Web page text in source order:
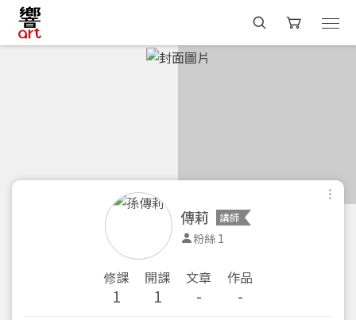
傳莉 講師
粉絲 1
修課
1
開課
1
文章
-
作品
-